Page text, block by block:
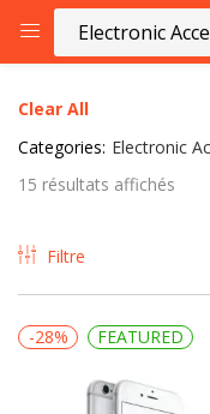
Entrez votre nom
Se souvenir de moi
Clear All
Categories: Electronic
15 résultats affichés
Filtre
-28% FEATURED